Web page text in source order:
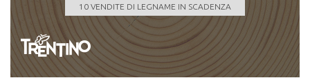
10 VENDITE DI LEGNAME IN SCADENZA
Data scadenza
24/08/2026 11:00:00
LEGGI TUTTO